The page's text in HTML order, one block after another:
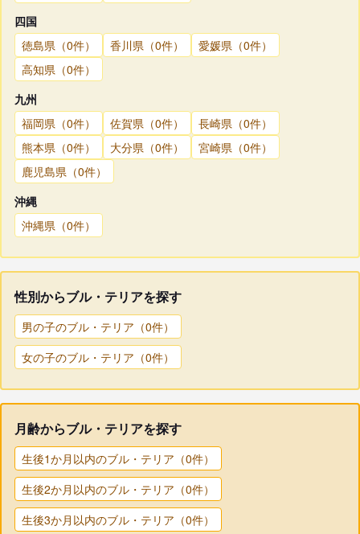
四国
徳島県（0件）
香川県（0件）
愛媛県（0件）
高知県（0件）
九州
福岡県（0件）
佐賀県（0件）
長崎県（0件）
熊本県（0件）
大分県（0件）
宮崎県（0件）
鹿児島県（0件）
沖縄
沖縄県（0件）
性別からブル・テリアを探す
男の子のブル・テリア（0件）
女の子のブル・テリア（0件）
月齢からブル・テリアを探す
生後1か月以内のブル・テリア（0件）
生後2か月以内のブル・テリア（0件）
生後3か月以内のブル・テリア（0件）